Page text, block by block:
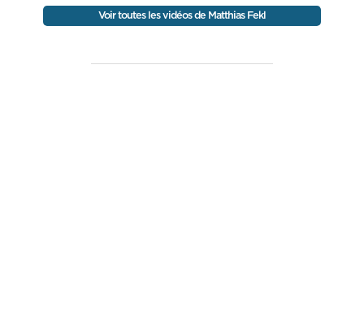
Voir toutes les vidéos de Matthias Fekl